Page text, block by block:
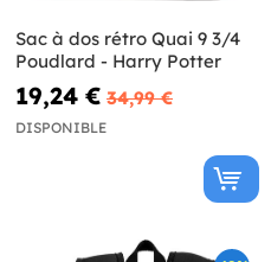
Sac à dos rétro Quai 9 3/4
Poudlard - Harry Potter
19,24 € 34,99 €
DISPONIBLE